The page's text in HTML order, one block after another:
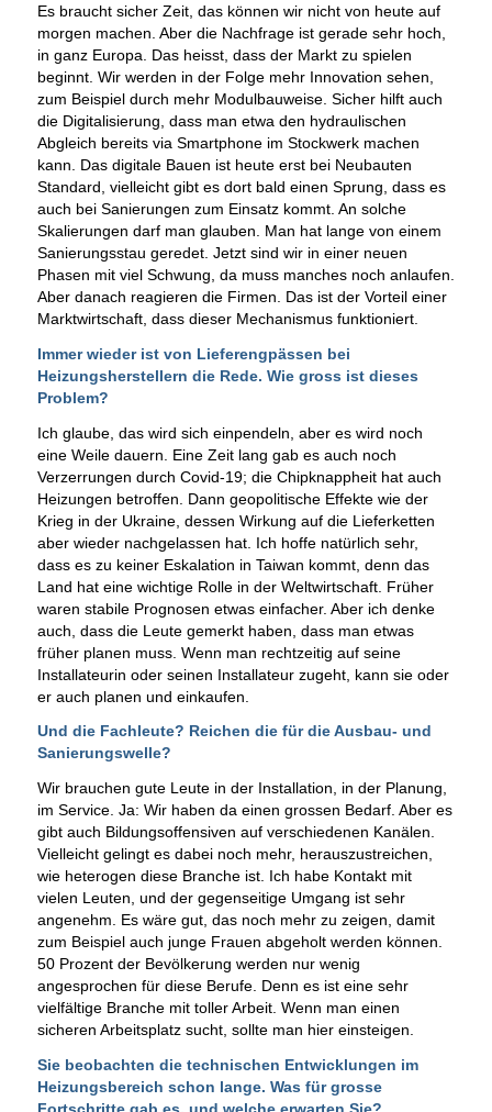
Es braucht sicher Zeit, das können wir nicht von heute auf
morgen machen. Aber die Nachfrage ist gerade sehr hoch,
in ganz Europa. Das heisst, dass der Markt zu spielen
beginnt. Wir werden in der Folge mehr Innovation sehen,
zum Beispiel durch mehr Modulbauweise. Sicher hilft auch
die Digitalisierung, dass man etwa den hydraulischen
Abgleich bereits via Smartphone im Stockwerk machen
kann. Das digitale Bauen ist heute erst bei Neubauten
Standard, vielleicht gibt es dort bald einen Sprung, dass es
auch bei Sanierungen zum Einsatz kommt. An solche
Skalierungen darf man glauben. Man hat lange von einem
Sanierungsstau geredet. Jetzt sind wir in einer neuen
Phasen mit viel Schwung, da muss manches noch anlaufen.
Aber danach reagieren die Firmen. Das ist der Vorteil einer
Marktwirtschaft, dass dieser Mechanismus funktioniert.
Immer wieder ist von Lieferengpässen bei
Heizungsherstellern die Rede. Wie gross ist dieses
Problem?
Ich glaube, das wird sich einpendeln, aber es wird noch
eine Weile dauern. Eine Zeit lang gab es auch noch
Verzerrungen durch Covid-19; die Chipknappheit hat auch
Heizungen betroffen. Dann geopolitische Effekte wie der
Krieg in der Ukraine, dessen Wirkung auf die Lieferketten
aber wieder nachgelassen hat. Ich hoffe natürlich sehr,
dass es zu keiner Eskalation in Taiwan kommt, denn das
Land hat eine wichtige Rolle in der Weltwirtschaft. Früher
waren stabile Prognosen etwas einfacher. Aber ich denke
auch, dass die Leute gemerkt haben, dass man etwas
früher planen muss. Wenn man rechtzeitig auf seine
Installateurin oder seinen Installateur zugeht, kann sie oder
er auch planen und einkaufen.
Und die Fachleute? Reichen die für die Ausbau- und
Sanierungswelle?
Wir brauchen gute Leute in der Installation, in der Planung,
im Service. Ja: Wir haben da einen grossen Bedarf. Aber es
gibt auch Bildungsoffensiven auf verschiedenen Kanälen.
Vielleicht gelingt es dabei noch mehr, herauszustreichen,
wie heterogen diese Branche ist. Ich habe Kontakt mit
vielen Leuten, und der gegenseitige Umgang ist sehr
angenehm. Es wäre gut, das noch mehr zu zeigen, damit
zum Beispiel auch junge Frauen abgeholt werden können.
50 Prozent der Bevölkerung werden nur wenig
angesprochen für diese Berufe. Denn es ist eine sehr
vielfältige Branche mit toller Arbeit. Wenn man einen
sicheren Arbeitsplatz sucht, sollte man hier einsteigen.
Sie beobachten die technischen Entwicklungen im
Heizungsbereich schon lange. Was für grosse